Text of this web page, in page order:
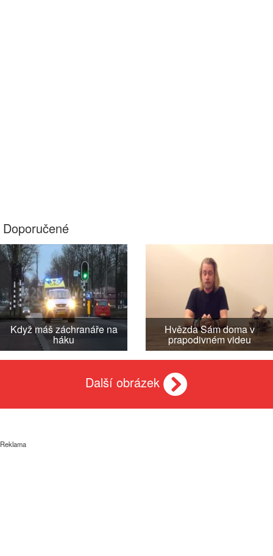
Doporučené
Když máš záchranáře na
háku
Hvězda Sám doma v
prapodivném videu
Další obrázek
Reklama